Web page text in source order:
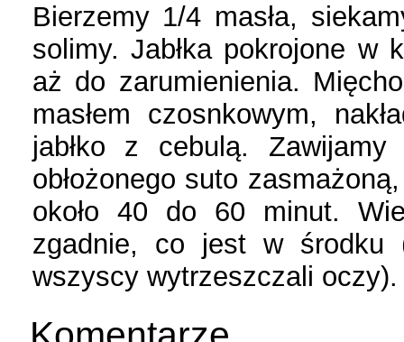
Bierzemy 1/4 masła,
solimy. Jabłka pokrojone w
aż do zarumienienia.
masłem czosnkowym,
jabłko z cebulą.
obłożonego suto
około 40 do 60 minut.
zgadnie, co jest w środku
wszyscy wytrzeszczali oczy).